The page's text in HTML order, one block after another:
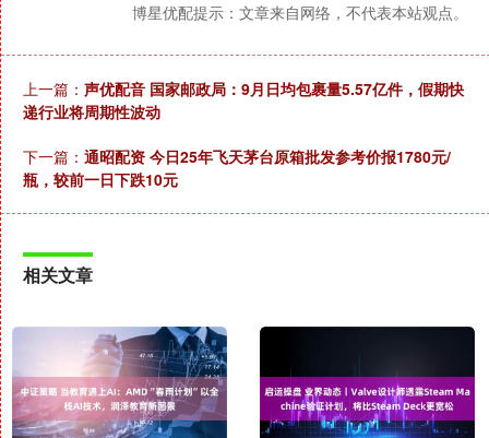
博星优配提示：文章来自网络，不代表本站观点。
上一篇： 声优配音 国家邮政局：9月日均包裹量5.57亿件，假期快
递行业将周期性波动
下一篇： 通昭配资 今日25年飞天茅台原箱批发参考价报1780元/
瓶，较前一日下跌10元
相关文章